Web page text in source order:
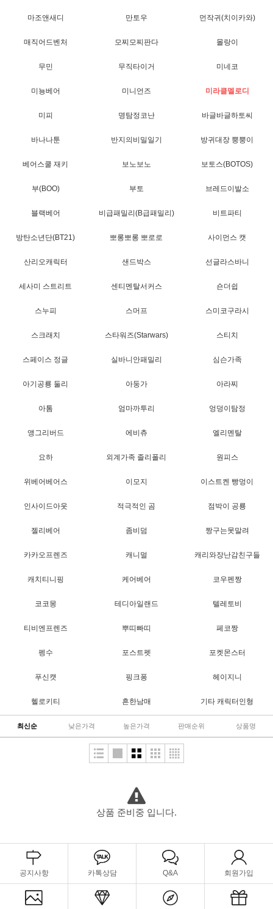
마조앤새디 만토우 먼작귀(치이카와)
매직어드벤처 모찌모찌판다 몰랑이
무민 무직타이거 미네코
미뇽베어 미니언즈 미라클멜로디
미피 명탐정코난 바글바글하토씨
바나나툰 반지의비밀일기 방귀대장 뿡뿡이
베어스쿨 재키 보노보노 보토스(BOTOS)
부(BOO) 부토 브레드이발소
블랙베어 비급패밀리(B급패밀리) 비트파티
방탄소년단(BT21) 뽀롱뽀롱 뽀로로 사이먼스 캣
산리오캐릭터 샌드박스 선글라스바니
세사미 스트리트 센티멘탈서커스 숀더쉽
스누피 스머프 스미코구라시
스크래치 스타워즈(Starwars) 스티치
스페이스 정글 실바니안패밀리 심슨가족
아기공룡 둘리 아둥가 아라찌
아톰 엄마까투리 엉덩이탐정
앵그리버드 에비츄 엘리멘탈
요하 외계가족 졸리폴리 원피스
위베어베어스 이모지 이스트켄 빵멍이
인사이드아웃 적극적인 곰 점박이 공룡
젤리베어 좀비덤 짱구는못말려
카카오프렌즈 캐니멀 캐리와장난감친구들
캐치티니핑 케어베어 코우펜짱
코코몽 테디아일랜드 텔레토비
티비엔프렌즈 뿌띠빠띠 페코짱
펭수 포스트펫 포켓몬스터
푸신캣 핑크퐁 헤이지니
헬로키티 흔한남매 기타 캐릭터인형
최신순 낮은가격 높은가격 판매순위 상품명
상품 준비중 입니다.
공지사항 카톡상담 Q&A 회원가입